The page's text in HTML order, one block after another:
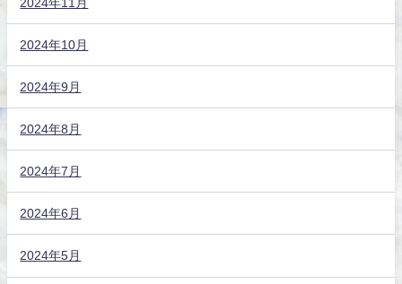
2024年10月
2024年9月
2024年8月
2024年7月
2024年6月
2024年5月